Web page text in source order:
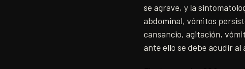
se agrave, y la
abdominal, vómitos
cansancio, agitación,
ante ello se debe acudir